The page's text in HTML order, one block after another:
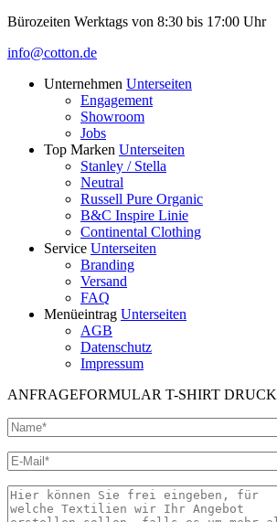
Bürozeiten Werktags von 8:30 bis 17:00 Uhr
info@cotton.de
Unternehmen Unterseiten
Engagement
Showroom
Jobs
Top Marken Unterseiten
Stanley / Stella
Neutral
Russell Pure Organic
B&C Inspire Linie
Continental Clothing
Service Unterseiten
Branding
Versand
FAQ
Menüeintrag Unterseiten
AGB
Datenschutz
Impressum
ANFRAGEFORMULAR T-SHIRT DRUCK